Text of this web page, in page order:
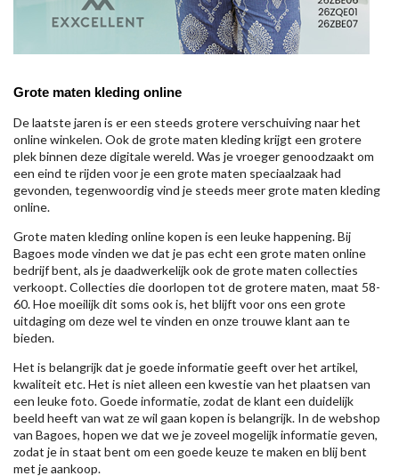
Grote maten kleding online
De laatste jaren is er een steeds grotere verschuiving naar het
online winkelen. Ook de grote maten kleding krijgt een grotere
plek binnen deze digitale wereld. Was je vroeger genoodzaakt om
een eind te rijden voor je een grote maten speciaalzaak had
gevonden, tegenwoordig vind je steeds meer grote maten kleding
online.
Grote maten kleding online kopen is een leuke happening. Bij
Bagoes mode vinden we dat je pas echt een grote maten online
bedrijf bent, als je daadwerkelijk ook de grote maten collecties
verkoopt. Collecties die doorlopen tot de grotere maten, maat 58-
60. Hoe moeilijk dit soms ook is, het blijft voor ons een grote
uitdaging om deze wel te vinden en onze trouwe klant aan te
bieden.
Het is belangrijk dat je goede informatie geeft over het artikel,
kwaliteit etc. Het is niet alleen een kwestie van het plaatsen van
een leuke foto. Goede informatie, zodat de klant een duidelijk
beeld heeft van wat ze wil gaan kopen is belangrijk. In de webshop
van Bagoes, hopen we dat we je zoveel mogelijk informatie geven,
zodat je in staat bent om een goede keuze te maken en blij bent
met je aankoop.